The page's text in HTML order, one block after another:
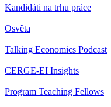
Kandidáti na trhu práce
Osvěta
Talking Economics Podcast
CERGE-EI Insights
Program Teaching Fellows